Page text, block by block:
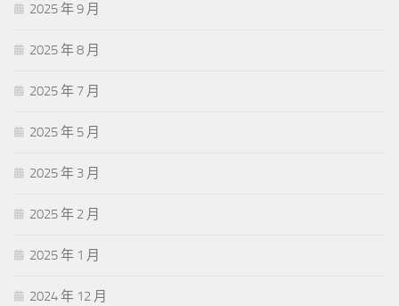
2025 年 9 月
2025 年 8 月
2025 年 7 月
2025 年 5 月
2025 年 3 月
2025 年 2 月
2025 年 1 月
2024 年 12 月